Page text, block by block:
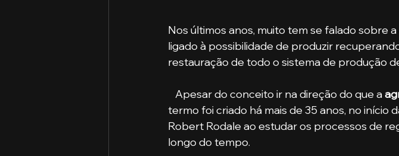
Nos últimos anos, muito tem se falado sobre a
ligado à possibilidade de produzir
restauração de todo o sistema de produção
   Apesar do conceito ir na direção do que a
termo foi criado há mais de 35 anos, no início
Robert Rodale ao estudar os processos de
longo do tempo.